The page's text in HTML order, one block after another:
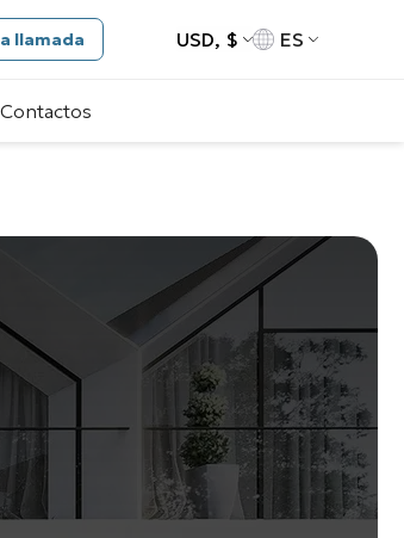
llamada USD, $ ES
Contactos